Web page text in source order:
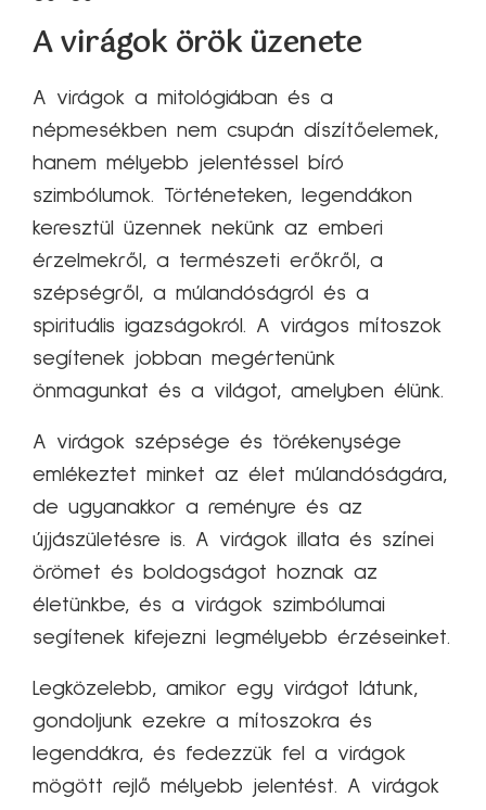
A virágok örök üzenete
A virágok a mitológiában és a
népmesékben nem csupán díszítőelemek,
hanem mélyebb jelentéssel bíró
szimbólumok. Történeteken, legendákon
keresztül üzennek nekünk az emberi
érzelmekről, a természeti erőkről, a
szépségről, a múlandóságról és a
spirituális igazságokról. A virágos mítoszok
segítenek jobban megértenünk
önmagunkat és a világot, amelyben élünk.
A virágok szépsége és törékenysége
emlékeztet minket az élet múlandóságára,
de ugyanakkor a reményre és az
újjászületésre is. A virágok illata és színei
örömet és boldogságot hoznak az
életünkbe, és a virágok szimbólumai
segítenek kifejezni legmélyebb érzéseinket.
Legközelebb, amikor egy virágot látunk,
gondoljunk ezekre a mítoszokra és
legendákra, és fedezzük fel a virágok
mögött rejlő mélyebb jelentést. A virágok